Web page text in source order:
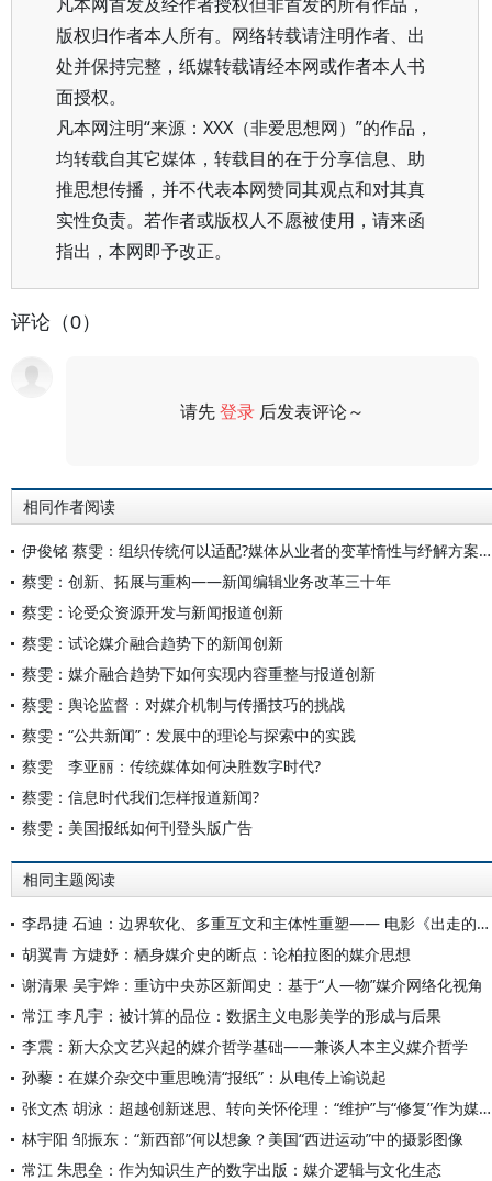
版权归作者本人所有。网络转载请注明作者、出
处并保持完整，纸媒转载请经本网或作者本人书
面授权。
凡本网注明“来源：XXX（非爱思想网）”的作品，
均转载自其它媒体，转载目的在于分享信息、助
推思想传播，并不代表本网赞同其观点和对其真
实性负责。若作者或版权人不愿被使用，请来函
指出，本网即予改正。
评论（0）
请先登录 后发表评论～
相同作者阅读
伊俊铭 蔡雯：组织传统何以适配?媒体从业者的变革惰性与纾解方案——基于Y市主流媒体的田野观察
蔡雯：创新、拓展与重构——新闻编辑业务改革三十年
蔡雯：论受众资源开发与新闻报道创新
蔡雯：试论媒介融合趋势下的新闻创新
蔡雯：媒介融合趋势下如何实现内容重整与报道创新
蔡雯：舆论监督：对媒介机制与传播技巧的挑战
蔡雯：“公共新闻”：发展中的理论与探索中的实践
蔡雯 李亚丽：传统媒体如何决胜数字时代?
蔡雯：信息时代我们怎样报道新闻?
蔡雯：美国报纸如何刊登头版广告
相同主题阅读
李昂捷 石迪：边界软化、多重互文和主体性重塑—— 电影《出走的决心》与“当代娜拉”媒介形象再建构
胡翼青 方婕妤：栖身媒介史的断点：论柏拉图的媒介思想
谢清果 吴宇烨：重访中央苏区新闻史：基于“人—物”媒介网络化视角
常江 李凡宇：被计算的品位：数据主义电影美学的形成与后果
李震：新大众文艺兴起的媒介哲学基础——兼谈人本主义媒介哲学
孙藜：在媒介杂交中重思晚清“报纸”：从电传上谕说起
张文杰 胡泳：超越创新迷思、转向关怀伦理：“维护”与“修复”作为媒介研究的可持续性视角
林宇阳 邹振东：“新西部”何以想象？美国“西进运动”中的摄影图像
常江 朱思垒：作为知识生产的数字出版：媒介逻辑与文化生态